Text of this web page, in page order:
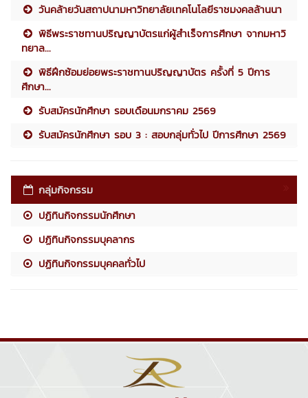
วันคล้ายวันสถาปนามหาวิทยาลัยเทคโนโลยีราชมงคลล้านนา
พิธีพระราชทานปริญญาบัตรแก่ผู้สำเร็จการศึกษา จากมหาวิ
ทยาล...
พิธีฝึกซ้อมย่อยพระราชทานปริญญาบัตร ครั้งที่ 5 ปีการ
ศึกษา...
รับสมัครนักศึกษา รอบเดือนมกราคม 2569
รับสมัครนักศึกษา รอบ 3 : สอบกลุ่มทั่วไป ปีการศึกษา 2569
กลุ่มกิจกรรม
ปฏิทินกิจกรรมนักศึกษา
ปฏิทินกิจกรรมบุคลากร
ปฏิทินกิจกรรมบุคคลทั่วไป